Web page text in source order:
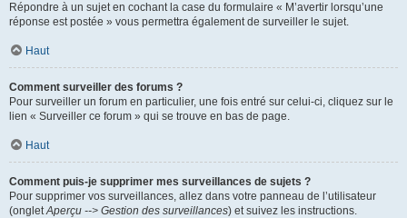
Répondre à un sujet en cochant la case du formulaire « M’avertir lorsqu’une
réponse est postée » vous permettra également de surveiller le sujet.
Haut
Comment surveiller des forums ?
Pour surveiller un forum en particulier, une fois entré sur celui-ci, cliquez sur le
lien « Surveiller ce forum » qui se trouve en bas de page.
Haut
Comment puis-je supprimer mes surveillances de sujets ?
Pour supprimer vos surveillances, allez dans votre panneau de l’utilisateur
(ongletAperçu --> Gestion des surveillances) et suivez les instructions.